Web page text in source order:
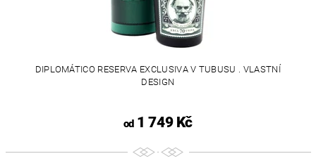
DIPLOMÁTICO RESERVA EXCLUSIVA V TUBUSU . VLASTNÍ
DESIGN
od1 749 Kč